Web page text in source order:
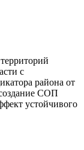
с
района от
СОП
устойчивого